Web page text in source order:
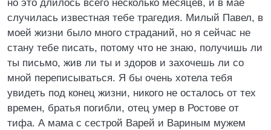
но это длилось всего несколько месяцев, и в мае
случилась известная тебе трагедия. Милый Павел, в
моей жизни было много страданий, но я сейчас не
стану тебе писать, потому что не знаю, получишь ли
ты письмо, жив ли ты и здоров и захочешь ли со
мной переписываться. Я бы очень хотела тебя
увидеть под конец жизни, никого не осталось от тех
времен, братья погибли, отец умер в Ростове от
тифа. А мама с сестрой Варей и Вариным мужем